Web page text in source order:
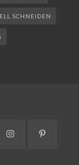
SCHNEIDEN
Instagram